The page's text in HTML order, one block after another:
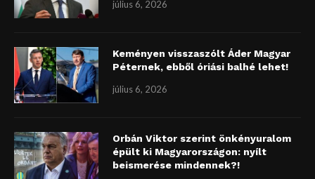
július 6, 2026
Keményen visszaszólt Áder Magyar
Péternek, ebből óriási balhé lehet!
július 6, 2026
Orbán Viktor szerint önkényuralom
épült ki Magyarországon: nyílt
beismerése mindennek?!